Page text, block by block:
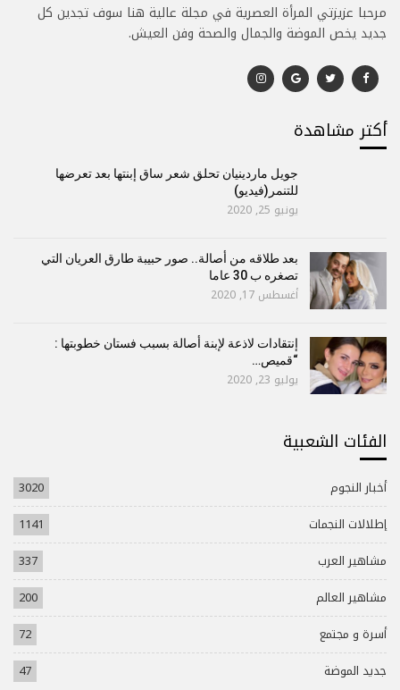
مرحبا عزيزتي المرأة العصرية في مجلة عالية هنا سوف تجدين كل
جديد يخص الموضة والجمال والصحة وفن العيش.
أكتر مشاهدة
جويل ماردينيان تحلق شعر ساق إبنتها بعد تعرضها
للتنمر(فيديو)
يونيو 25, 2020
بعد طلاقه من أصالة.. صور حبيبة طارق العريان التي
تصغره ب 30 عاما
أغسطس 17, 2020
إنتقادات لاذعة لإبنة أصالة بسبب فستان خطوبتها :
“قميص…
يوليو 23, 2020
الفئات الشعبية
أخبار النجوم
3020
إطلالات النجمات
1141
مشاهير العرب
337
مشاهير العالم
200
أسرة و مجتمع
72
جديد الموضة
47